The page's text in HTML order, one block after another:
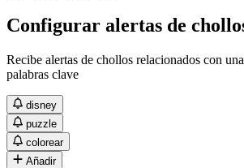
Configurar alertas de
Recibe alertas de chollos relacionados con
palabras clave
disney
puzzle
colorear
Añadir